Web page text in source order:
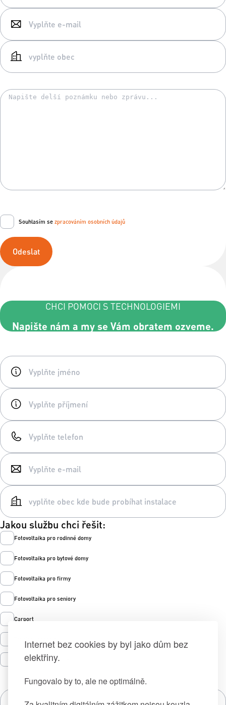
Internet bez cookies by byl jako dům bez
elektřiny.
Fungovalo by to, ale ne optimálně.
Souhlasím se zpracováním osobních údajů
Odeslat
CHCI POMOCI S TECHNOLOGIEMI
Napište nám a my se Vám obratem ozveme.
Jakou službu chci řešit:
Fotovoltaika pro rodinné domy
Fotovoltaika pro bytové domy
Fotovoltaika pro firmy
Fotovoltaika pro seniory
Carport
Prodej zelené energie